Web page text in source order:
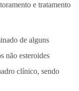
e tratamento
de alguns
não esteroides
clínico, sendo